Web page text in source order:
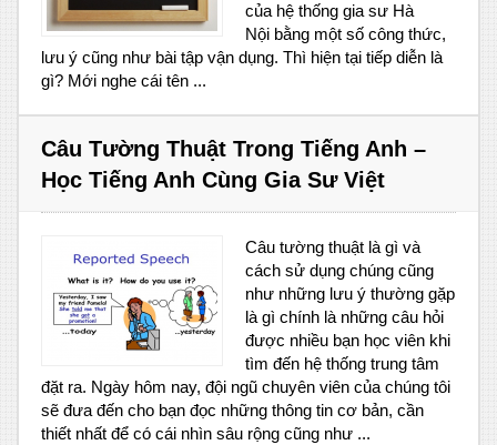
của hệ thống gia sư Hà
Nội bằng một số công thức,
lưu ý cũng như bài tập vận dụng. Thì hiện tại tiếp diễn là
gì? Mới nghe cái tên ...
Câu Tường Thuật Trong Tiếng Anh –
Học Tiếng Anh Cùng Gia Sư Việt
Câu tường thuật là gì và
cách sử dụng chúng cũng
như những lưu ý thường gặp
là gì chính là những câu hỏi
được nhiều bạn học viên khi
tìm đến hệ thống trung tâm
đặt ra. Ngày hôm nay, đội ngũ chuyên viên của chúng tôi
sẽ đưa đến cho bạn đọc những thông tin cơ bản, cần
thiết nhất để có cái nhìn sâu rộng cũng như ...